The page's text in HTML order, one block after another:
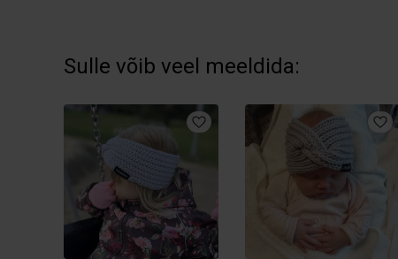
Sulle võib veel meeldida: